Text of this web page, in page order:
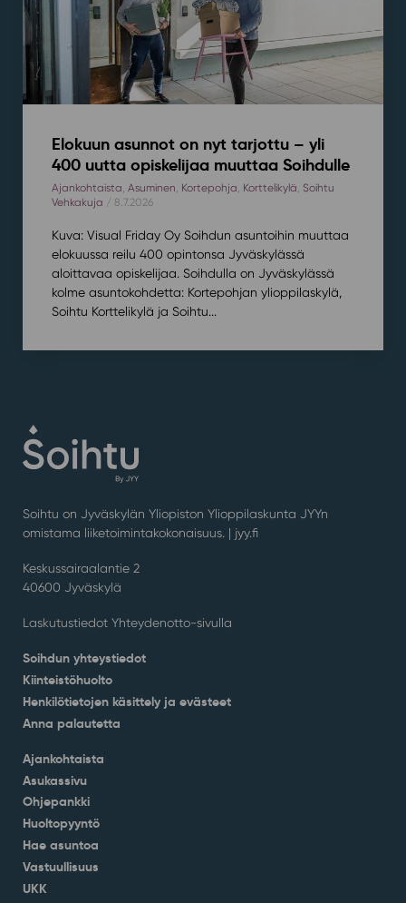
Elokuun asunnot on nyt tarjottu – yli
400 uutta opiskelijaa muuttaa Soihdulle
Ajankohtaista, Asuminen, Kortepohja, Korttelikylä, Soihtu
Vehkakuja / 8.7.2026
Kuva: Visual Friday Oy Soihdun asuntoihin muuttaa
elokuussa reilu 400 opintonsa Jyväskylässä
aloittavaa opiskelijaa. Soihdulla on Jyväskylässä
kolme asuntokohdetta: Kortepohjan ylioppilaskylä,
Soihtu Korttelikylä ja Soihtu...
Soihtu on Jyväskylän Yliopiston Ylioppilaskunta JYYn
omistama liiketoimintakokonaisuus. | jyy.fi
Keskussairaalantie 2
40600 Jyväskylä
Laskutustiedot Yhteydenotto-sivulla
Soihdun yhteystiedot
Kiinteistöhuolto
Henkilötietojen käsittely ja evästeet
Anna palautetta
Ajankohtaista
Asukassivu
Ohjepankki
Huoltopyyntö
Hae asuntoa
Vastuullisuus
UKK